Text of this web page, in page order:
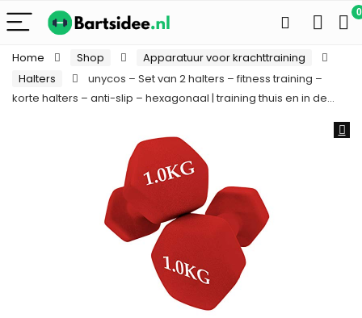
0
Home Shop
Apparatuur voor krachttraining
Halters
unycos – Set van 2 halters – fitness training –
korte halters – anti-slip – hexagonaal | training thuis en in de…